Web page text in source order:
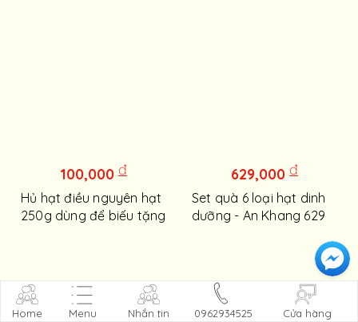
100,000 đ
Hủ hạt điều nguyên hạt
250g dùng để biếu tặng
629,000 đ
Set quà 6 loại hạt dinh
dưỡng - An Khang 629
Home Menu Nhắn tin 0962934525 Cửa hàng